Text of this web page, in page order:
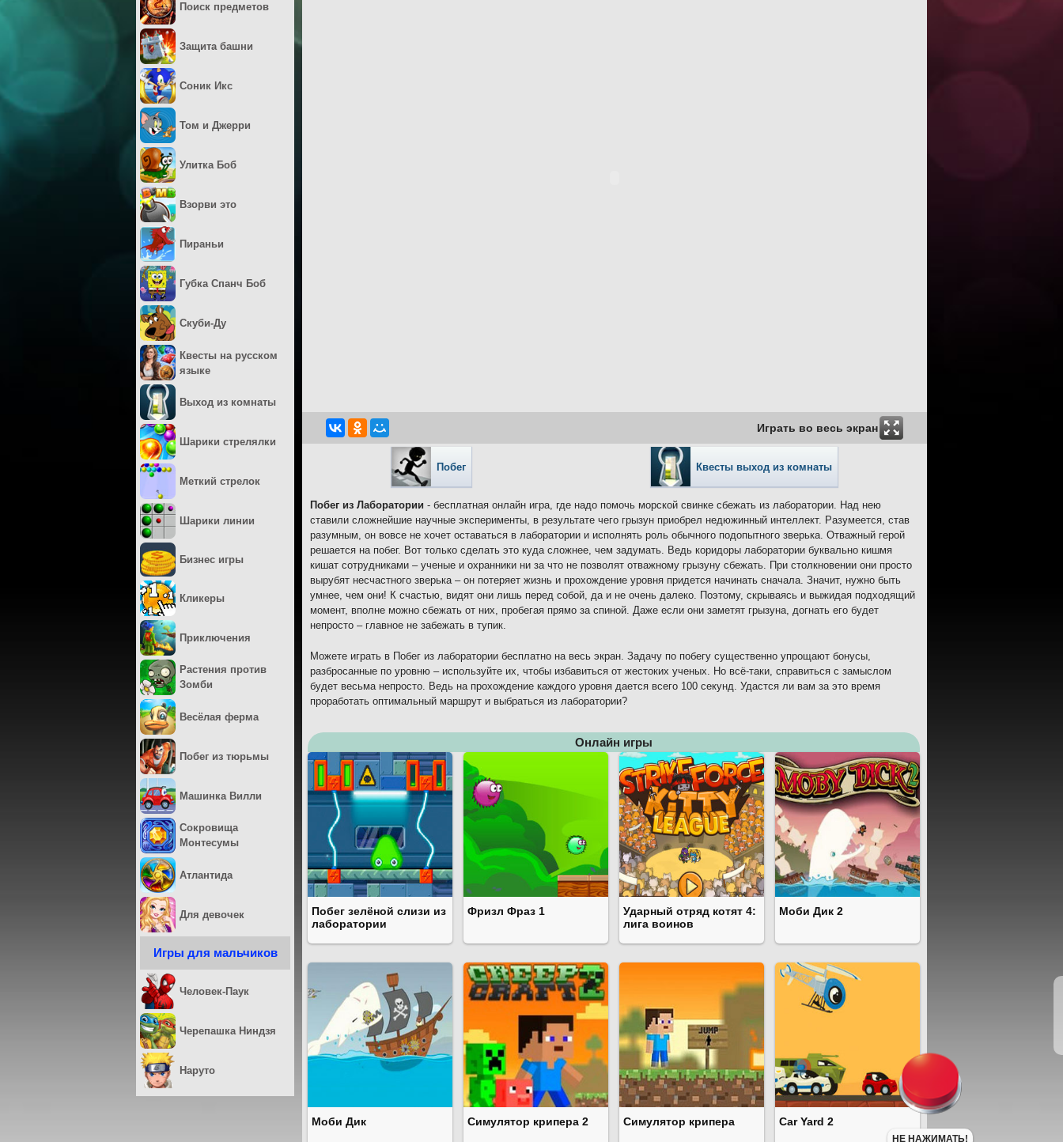
Играть во весь экран
Побег Квесты выход из комнаты
Побег из Лаборатории - бесплатная онлайн игра, где надо помочь морской свинке сбежать из лаборатории. Над нею
ставили сложнейшие научные эксперименты, в результате чего грызун приобрел недюжинный интеллект. Разумеется, став
разумным, он вовсе не хочет оставаться в лаборатории и исполнять роль обычного подопытного зверька. Отважный герой
решается на побег. Вот только сделать это куда сложнее, чем задумать. Ведь коридоры лаборатории буквально кишмя
кишат сотрудниками – ученые и охранники ни за что не позволят отважному грызуну сбежать. При столкновении они просто
вырубят несчастного зверька – он потеряет жизнь и прохождение уровня придется начинать сначала. Значит, нужно быть
умнее, чем они! К счастью, видят они лишь перед собой, да и не очень далеко. Поэтому, скрываясь и выжидая подходящий
момент, вполне можно сбежать от них, пробегая прямо за спиной. Даже если они заметят грызуна, догнать его будет
непросто – главное не забежать в тупик.
Можете играть в Побег из лаборатории бесплатно на весь экран. Задачу по побегу существенно упрощают бонусы,
разбросанные по уровню – используйте их, чтобы избавиться от жестоких ученых. Но всё-таки, справиться с замыслом
будет весьма непросто. Ведь на прохождение каждого уровня дается всего 100 секунд. Удастся ли вам за это время
проработать оптимальный маршрут и выбраться из лаборатории?
Онлайн игры
Побег зелёной слизи из
лаборатории
Фризл Фраз 1
Ударный отряд котят 4:
лига воинов
Моби Дик 2
Моби Дик Симулятор крипера 2 Симулятор крипера Car Yard 2
Поиск предметов
Защита башни
Соник Икс
Том и Джерри
Улитка Боб
Взорви это
Пираньи
Губка Спанч Боб
Скуби-Ду
Квесты на русском
языке
Выход из комнаты
Шарики стрелялки
Меткий стрелок
Шарики линии
Бизнес игры
Кликеры
Приключения
Растения против
Зомби
Весёлая ферма
Побег из тюрьмы
Машинка Вилли
Сокровища
Монтесумы
Атлантида
Для девочек
Игры для мальчиков
Человек-Паук
Черепашка Ниндзя
Наруто
НЕ НАЖИМАТЬ!